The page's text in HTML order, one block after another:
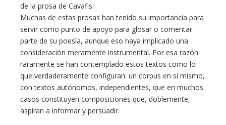
de la prosa de Cavafis.
Muchas de estas prosas han tenido su importancia para
servir como punto de apoyo para glosar o comentar
parte de su poesía, aunque eso haya implicado una
consideración meramente instrumental. Por esa razón
raramente se han contemplado estos textos como lo
que verdaderamente configuran: un corpus en sí mismo,
con textos autónomos, independientes, que en muchos
casos constituyen composiciones que, doblemente,
aspiran a informar y persuadir.